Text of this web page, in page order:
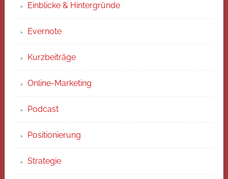
Einblicke & Hintergründe
Evernote
Kurzbeiträge
Online-Marketing
Podcast
Positionierung
Strategie